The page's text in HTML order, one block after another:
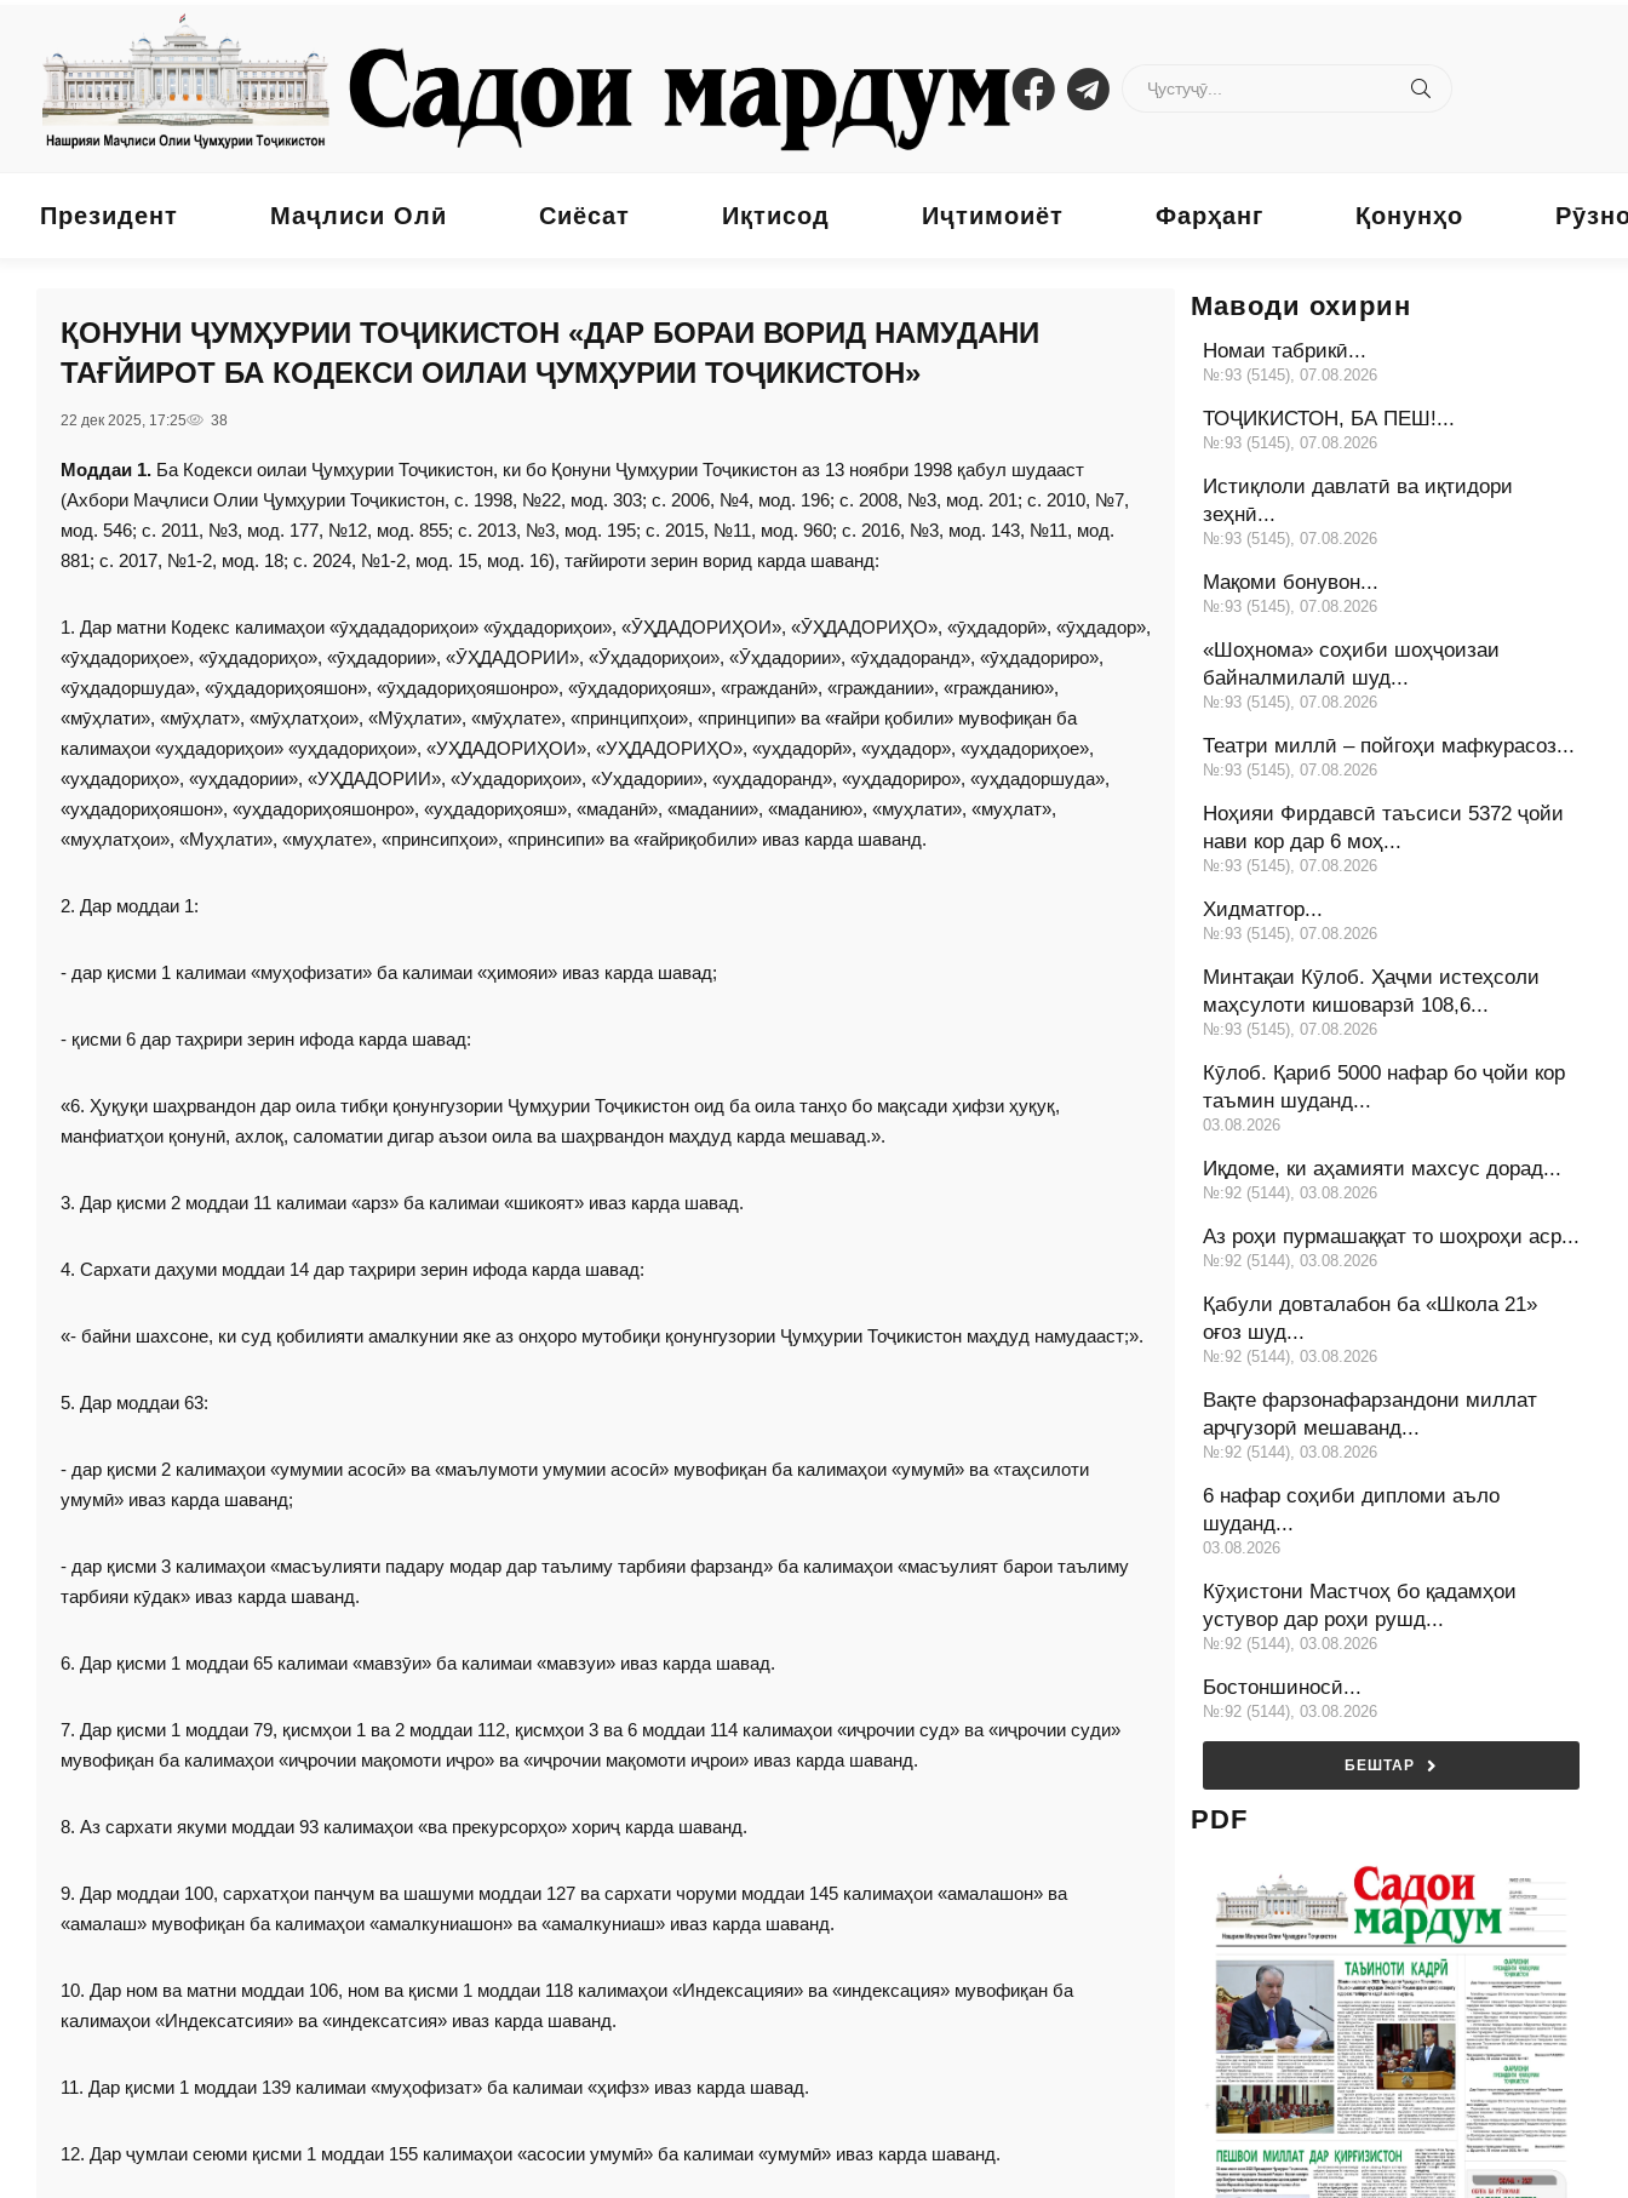
Президент Маҷлиси Олӣ Сиёсат Иқтисод Иҷтимоиёт Фарҳанг Қонунҳо
ҚОНУНИ ҶУМҲУРИИ ТОҶИКИСТОН «ДАР БОРАИ ВОРИД НАМУДАНИ
ТАҒЙИРОТ БА КОДЕКСИ ОИЛАИ ҶУМҲУРИИ ТОҶИКИСТОН»
22 дек 2025, 17:25 38
Моддаи 1. Ба Кодекси оилаи Ҷумҳурии Тоҷикистон, ки бо Қонуни Ҷумҳурии Тоҷикистон аз 13 ноябри 1998 қабул шудааст
(Ахбори Маҷлиси Олии Ҷумҳурии Тоҷикистон, с. 1998, №22, мод. 303; с. 2006, №4, мод. 196; с. 2008, №3, мод. 201; с. 2010, №7,
мод. 546; с. 2011, №3, мод. 177, №12, мод. 855; с. 2013, №3, мод. 195; с. 2015, №11, мод. 960; с. 2016, №3, мод. 143, №11, мод.
881; с. 2017, №1-2, мод. 18; с. 2024, №1-2, мод. 15, мод. 16), тағйироти зерин ворид карда шаванд:
1. Дар матни Кодекс калимаҳои «ӯҳдададориҳои» «ӯҳдадориҳои», «ӮҲДАДОРИҲОИ», «ӮҲДАДОРИҲО», «ӯҳдадорӣ», «ӯҳдадор»,
«ӯҳдадориҳое», «ӯҳдадориҳо», «ӯҳдадории», «ӮҲДАДОРИИ», «Ӯҳдадориҳои», «Ӯҳдадории», «ӯҳдадоранд», «ӯҳдадориро»,
«ӯҳдадоршуда», «ӯҳдадориҳояшон», «ӯҳдадориҳояшонро», «ӯҳдадориҳояш», «гражданӣ», «граждании», «гражданию»,
«мӯҳлати», «мӯҳлат», «мӯҳлатҳои», «Мӯҳлати», «мӯҳлате», «принципҳои», «принципи» ва «ғайри қобили» мувофиқан ба
калимаҳои «уҳдадориҳои» «уҳдадориҳои», «УҲДАДОРИҲОИ», «УҲДАДОРИҲО», «уҳдадорӣ», «уҳдадор», «уҳдадориҳое»,
«уҳдадориҳо», «уҳдадории», «УҲДАДОРИИ», «Уҳдадориҳои», «Уҳдадории», «уҳдадоранд», «уҳдадориро», «уҳдадоршуда»,
«уҳдадориҳояшон», «уҳдадориҳояшонро», «уҳдадориҳояш», «маданӣ», «мадании», «маданию», «муҳлати», «муҳлат»,
«муҳлатҳои», «Муҳлати», «муҳлате», «принсипҳои», «принсипи» ва «ғайриқобили» иваз карда шаванд.
2. Дар моддаи 1:
- дар қисми 1 калимаи «муҳофизати» ба калимаи «ҳимояи» иваз карда шавад;
- қисми 6 дар таҳрири зерин ифода карда шавад:
«6. Ҳуқуқи шаҳрвандон дар оила тибқи қонунгузории Ҷумҳурии Тоҷикистон оид ба оила танҳо бо мақсади ҳифзи ҳуқуқ,
манфиатҳои қонунӣ, ахлоқ, саломатии дигар аъзои оила ва шаҳрвандон маҳдуд карда мешавад.».
3. Дар қисми 2 моддаи 11 калимаи «арз» ба калимаи «шикоят» иваз карда шавад.
4. Сархати даҳуми моддаи 14 дар таҳрири зерин ифода карда шавад:
«- байни шахсоне, ки суд қобилияти амалкунии яке аз онҳоро мутобиқи қонунгузории Ҷумҳурии Тоҷикистон маҳдуд намудааст;».
5. Дар моддаи 63:
- дар қисми 2 калимаҳои «умумии асосӣ» ва «маълумоти умумии асосӣ» мувофиқан ба калимаҳои «умумӣ» ва «таҳсилоти
умумӣ» иваз карда шаванд;
- дар қисми 3 калимаҳои «масъулияти падару модар дар таълиму тарбияи фарзанд» ба калимаҳои «масъулият барои таълиму
тарбияи кӯдак» иваз карда шаванд.
6. Дар қисми 1 моддаи 65 калимаи «мавзӯи» ба калимаи «мавзуи» иваз карда шавад.
7. Дар қисми 1 моддаи 79, қисмҳои 1 ва 2 моддаи 112, қисмҳои 3 ва 6 моддаи 114 калимаҳои «иҷрочии суд» ва «иҷрочии суди»
мувофиқан ба калимаҳои «иҷрочии мақомоти иҷро» ва «иҷрочии мақомоти иҷрои» иваз карда шаванд.
8. Аз сархати якуми моддаи 93 калимаҳои «ва прекурсорҳо» хориҷ карда шаванд.
9. Дар моддаи 100, сархатҳои панҷум ва шашуми моддаи 127 ва сархати чоруми моддаи 145 калимаҳои «амалашон» ва
«амалаш» мувофиқан ба калимаҳои «амалкуниашон» ва «амалкуниаш» иваз карда шаванд.
10. Дар ном ва матни моддаи 106, ном ва қисми 1 моддаи 118 калимаҳои «Индексацияи» ва «индексация» мувофиқан ба
калимаҳои «Индексатсияи» ва «индексатсия» иваз карда шаванд.
11. Дар қисми 1 моддаи 139 калимаи «муҳофизат» ба калимаи «ҳифз» иваз карда шавад.
12. Дар ҷумлаи сеюми қисми 1 моддаи 155 калимаҳои «асосии умумӣ» ба калимаи «умумӣ» иваз карда шаванд.
Маводи охирин
Номаи табрикӣ...
№:93 (5145), 07.08.2026
ТОҶИКИСТОН, БА ПЕШ!...
№:93 (5145), 07.08.2026
Истиқлоли давлатӣ ва иқтидори
зеҳнӣ...
№:93 (5145), 07.08.2026
Мақоми бонувон...
№:93 (5145), 07.08.2026
«Шоҳнома» соҳиби шоҳҷоизаи
байналмилалӣ шуд...
№:93 (5145), 07.08.2026
Театри миллӣ – пойгоҳи мафкурасоз...
№:93 (5145), 07.08.2026
Ноҳияи Фирдавсӣ таъсиси 5372 ҷойи
нави кор дар 6 моҳ...
№:93 (5145), 07.08.2026
Хидматгор...
№:93 (5145), 07.08.2026
Минтақаи Кӯлоб. Ҳаҷми истеҳсоли
маҳсулоти кишоварзӣ 108,6...
№:93 (5145), 07.08.2026
Кӯлоб. Қариб 5000 нафар бо ҷойи кор
таъмин шуданд...
03.08.2026
Иқдоме, ки аҳамияти махсус дорад...
№:92 (5144), 03.08.2026
Аз роҳи пурмашаққат то шоҳроҳи аср...
№:92 (5144), 03.08.2026
Қабули довталабон ба «Школа 21»
оғоз шуд...
№:92 (5144), 03.08.2026
Вақте фарзонафарзандони миллат
арҷгузорӣ мешаванд...
№:92 (5144), 03.08.2026
6 нафар соҳиби дипломи аъло
шуданд...
03.08.2026
Кӯҳистони Мастчоҳ бо қадамҳои
устувор дар роҳи рушд...
№:92 (5144), 03.08.2026
Бостоншиносӣ...
№:92 (5144), 03.08.2026
БЕШТАР
PDF